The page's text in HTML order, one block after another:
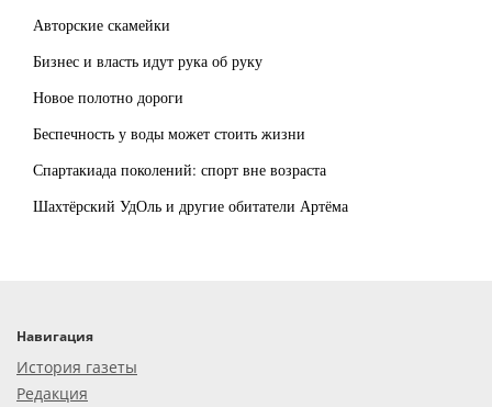
Авторские скамейки
Бизнес и власть идут рука об руку
Новое полотно дороги
Беспечность у воды может стоить жизни
Спартакиада поколений: спорт вне возраста
Шахтёрский УдОль и другие обитатели Артёма
Навигация
История газеты
Редакция